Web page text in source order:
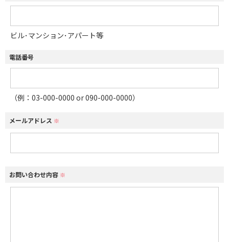
ビル･マンション･アパート等
電話番号
（例：03-000-0000 or 090-000-0000）
メールアドレス ※
お問い合わせ内容 ※